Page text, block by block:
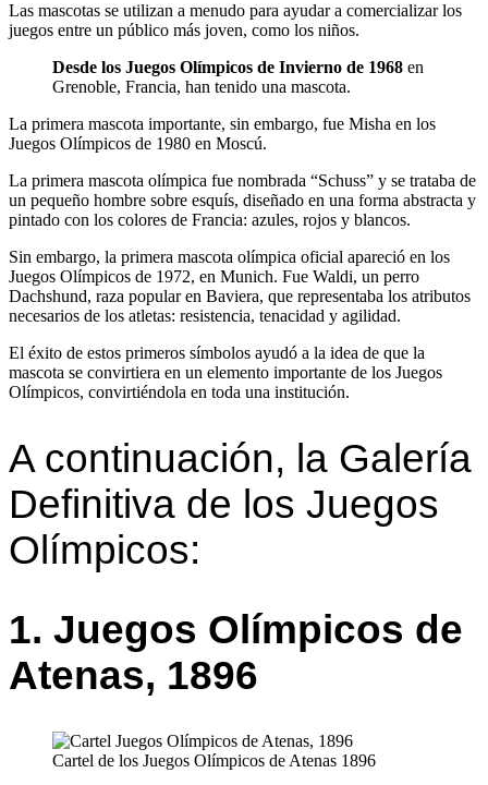
Las mascotas se utilizan a menudo para ayudar a comercializar los
juegos entre un público más joven, como los niños.
Desde los Juegos Olímpicos de Invierno de 1968 en
Grenoble, Francia, han tenido una mascota.
La primera mascota importante, sin embargo, fue Misha en los
Juegos Olímpicos de 1980 en Moscú.
La primera mascota olímpica fue nombrada “Schuss” y se trataba de
un pequeño hombre sobre esquís, diseñado en una forma abstracta y
pintado con los colores de Francia: azules, rojos y blancos.
Sin embargo, la primera mascota olímpica oficial apareció en los
Juegos Olímpicos de 1972, en Munich. Fue Waldi, un perro
Dachshund, raza popular en Baviera, que representaba los atributos
necesarios de los atletas: resistencia, tenacidad y agilidad.
El éxito de estos primeros símbolos ayudó a la idea de que la
mascota se convirtiera en un elemento importante de los Juegos
Olímpicos, convirtiéndola en toda una institución.
A continuación, la Galería
Definitiva de los Juegos
Olímpicos:
1. Juegos Olímpicos de
Atenas, 1896
Cartel de los Juegos Olímpicos de Atenas 1896